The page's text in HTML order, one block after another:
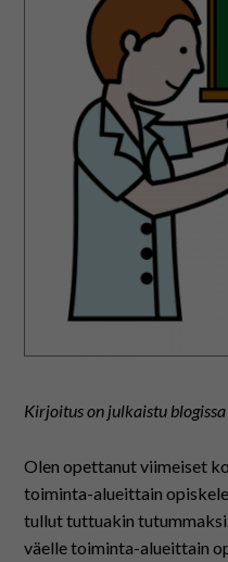
På svenska
In English
Kirjoitus on julkaistu blogissa
Olen opettanut viimeiset
toiminta-alueittain
tullut tuttuakin
väelle toiminta-alueittain